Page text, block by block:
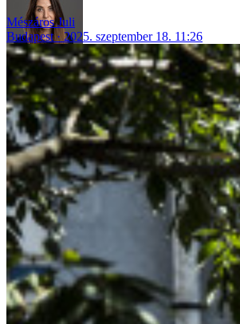
Mészáros Juli
Budapest
2025. szeptember 18. 11:26